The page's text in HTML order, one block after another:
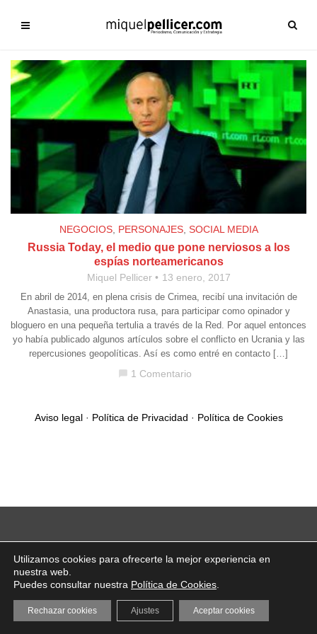
NEGOCIOS, PERSONAJES, SOCIAL MEDIA
Russia Today, el medio que pone nerviosos a los
espías norteamericanos
Miquel Pellicer 13 enero, 2017
En abril de 2014, en plena crisis de Crimea, recibí una invitación de
Anastasia, una productora rusa, para participar como opinador y
bloguero en una pequeña tertulia a través de la Red. Por aquel entonces
yo había publicado algunos artículos sobre el conflicto en Ucrania y las
repercusiones geopolíticas. Así es como entré en contacto […]
chat_bubble 1 Comentario
Aviso legal· Política de Privacidad · Política de Cookies
Utilizamos cookies para ofrecerte la mejor experiencia en
nuestra web.
Puedes consultar nuestra Política de Cookies
Aceptar cookies
Rechazar cookies Ajustes